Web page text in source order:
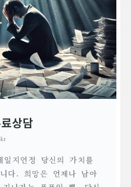
상담
일지언정 당신의 가치를
다. 희망은 언제나 남아